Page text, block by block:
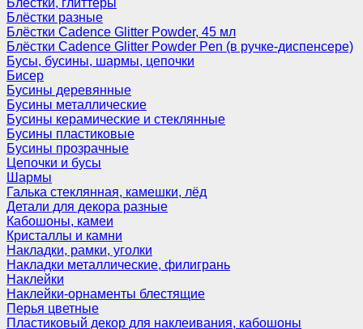
Блёстки, глиттеры
Блёстки разные
Блёстки Cadence Glitter Powder, 45 мл
Блёстки Cadence Glitter Powder Pen (в ручке-диспенсере)
Бусы, бусины, шармы, цепочки
Бисер
Бусины деревянные
Бусины металлические
Бусины керамические и стеклянные
Бусины пластиковые
Бусины прозрачные
Цепочки и бусы
Шармы
Галька стеклянная, камешки, лёд
Детали для декора разные
Кабошоны, камеи
Кристаллы и камни
Накладки, рамки, уголки
Накладки металлические, филигрань
Наклейки
Наклейки-орнаменты блестящие
Перья цветные
Пластиковый декор для наклеивания, кабошоны